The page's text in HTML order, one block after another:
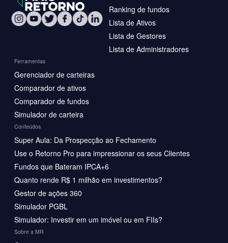
Ranking de fundos
Lista de Ativos
Lista de Gestores
Lista de Administradores
Ferramentas
Gerenciador de carteiras
Comparador de ativos
Comparador de fundos
Simulador de carteira
Conteúdos
Super Aula: Da Prospecção ao Fechamento
Use o Retorno Pro para impressionar os seus Clientes
Fundos que Bateram IPCA+6
Quanto rende R$ 1 milhão em investimentos?
Gestor de ações 360
Simulador PGBL
Simulador: Investir em um imóvel ou em FIIs?
Sobre a MR